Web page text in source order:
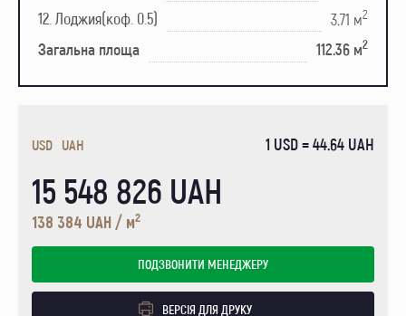
12. Лоджия(коф. 0.5) 3.71 м2
Загальна площа 112.36 м2
USD UAH 1 USD = 44.64 UAH
15 548 826 UAH
138 384 UAH / м2
ПОДЗВОНИТИ МЕНЕДЖЕРУ
ВЕРСІЯ ДЛЯ ДРУКУ